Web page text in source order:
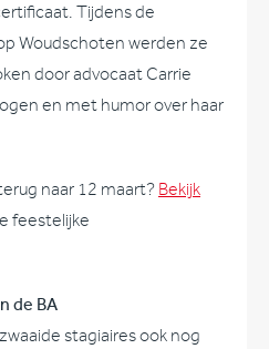
Tijdens de
Woudschoten werden ze
door advocaat Carrie
en met humor over haar
naar 12 maart? Bekijk
feestelijke
de BA
stagiaires ook nog